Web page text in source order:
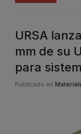
URSA
mm de su
para
Publicado en